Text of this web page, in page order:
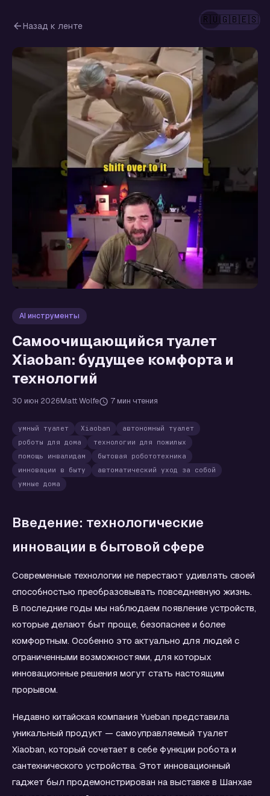
🇷🇺🇬🇧🇪🇸
Назад к ленте
AI инструменты
Самоочищающийся туалет
Xiaoban: будущее комфорта и
технологий
30 июн 2026Matt Wolfe 7 мин чтения
умный туалет Xiaoban
автономный туалет
роботы для дома
технологии для пожилых
помощь инвалидам
бытовая робототехника
инновации в быту
автоматический уход за собой
умные дома
Введение: технологические
инновации в бытовой сфере
Современные технологии не перестают удивлять своей
способностью преобразовывать повседневную жизнь.
В последние годы мы наблюдаем появление устройств,
которые делают быт проще, безопаснее и более
комфортным. Особенно это актуально для людей с
ограниченными возможностями, для которых
инновационные решения могут стать настоящим
прорывом.
Недавно китайская компания Yueban представила
уникальный продукт — самоуправляемый туалет
Xiaoban, который сочетает в себе функции робота и
сантехнического устройства. Этот инновационный
гаджет был продемонстрирован на выставке в Шанхае